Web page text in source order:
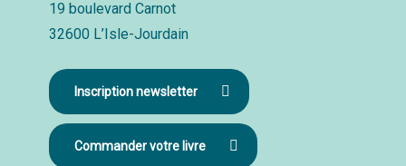
19 boulevard Carnot
32600 L’Isle-Jourdain
Inscription newsletter
Commander votre livre